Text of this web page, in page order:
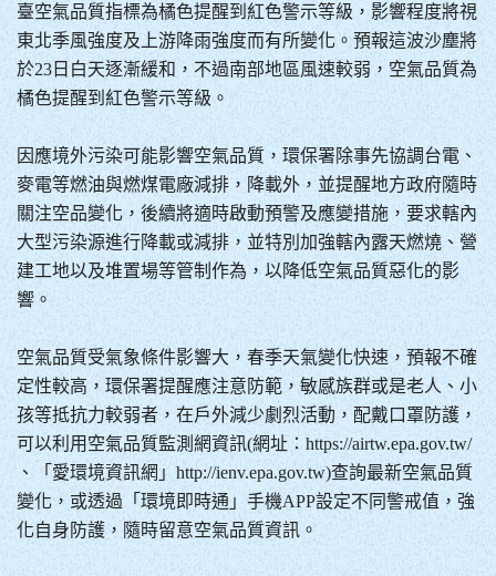
臺空氣品質指標為橘色提醒到紅色警示等級，影響程度將視
東北季風強度及上游降雨強度而有所變化。預報這波沙塵將
於23日白天逐漸緩和，不過南部地區風速較弱，空氣品質為
橘色提醒到紅色警示等級。
因應境外污染可能影響空氣品質，環保署除事先協調台電、
麥電等燃油與燃煤電廠減排，降載外，並提醒地方政府隨時
關注空品變化，後續將適時啟動預警及應變措施，要求轄內
大型污染源進行降載或減排，並特別加強轄內露天燃燒、營
建工地以及堆置場等管制作為，以降低空氣品質惡化的影
響。
空氣品質受氣象條件影響大，春季天氣變化快速，預報不確
定性較高，環保署提醒應注意防範，敏感族群或是老人、小
孩等抵抗力較弱者，在戶外減少劇烈活動，配戴口罩防護，
可以利用空氣品質監測網資訊(網址：https://airtw.epa.gov.tw/
、「愛環境資訊網」http://ienv.epa.gov.tw)查詢最新空氣品質
變化，或透過「環境即時通」手機APP設定不同警戒值，強
化自身防護，隨時留意空氣品質資訊。